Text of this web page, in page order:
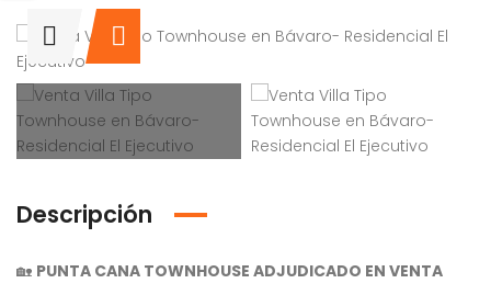
Descripción
🏡 PUNTA CANA TOWNHOUSE ADJUDICADO EN VENTA